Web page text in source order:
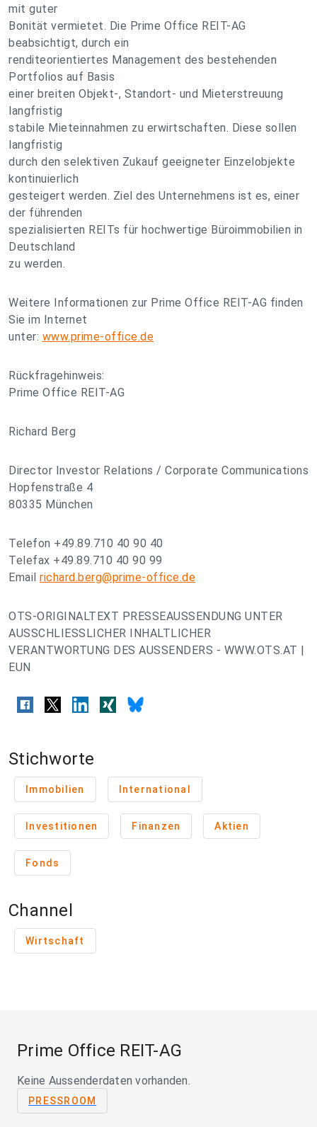
mit guter
Bonität vermietet. Die Prime Office REIT-AG
beabsichtigt, durch ein
renditeorientiertes Management des bestehenden
Portfolios auf Basis
einer breiten Objekt-, Standort- und Mieterstreuung
langfristig
stabile Mieteinnahmen zu erwirtschaften. Diese sollen
langfristig
durch den selektiven Zukauf geeigneter Einzelobjekte
kontinuierlich
gesteigert werden. Ziel des Unternehmens ist es, einer
der führenden
spezialisierten REITs für hochwertige Büroimmobilien in
Deutschland
zu werden.
Weitere Informationen zur Prime Office REIT-AG finden
Sie im Internet
unter: www.prime-office.de
Rückfragehinweis:
Prime Office REIT-AG
Richard Berg
Director Investor Relations / Corporate Communications
Hopfenstraße 4
80335 München
Telefon +49.89.710 40 90 40
Telefax +49.89.710 40 90 99
Email richard.berg@prime-office.de
OTS-ORIGINALTEXT PRESSEAUSSENDUNG UNTER
AUSSCHLIESSLICHER INHALTLICHER
VERANTWORTUNG DES AUSSENDERS - WWW.OTS.AT |
EUN
Stichworte
Immobilien International
Investitionen Finanzen Aktien
Fonds
Channel
Wirtschaft
Prime Office REIT-AG
Keine Aussenderdaten vorhanden.
PRESSROOM